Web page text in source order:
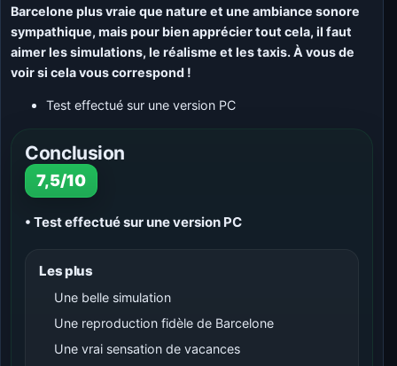
Barcelone plus vraie que nature et une ambiance sonore
sympathique, mais pour bien apprécier tout cela, il faut
aimer les simulations, le réalisme et les taxis. À vous de
voir si cela vous correspond !
Test effectué sur une version PC
Conclusion
7,5/10
• Test effectué sur une version PC
Les plus
Une belle simulation
Une reproduction fidèle de Barcelone
Une vrai sensation de vacances